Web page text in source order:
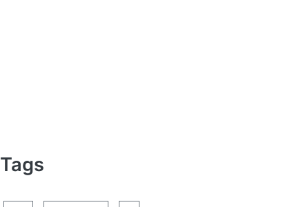
Tags